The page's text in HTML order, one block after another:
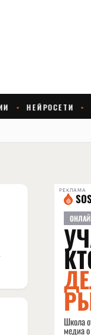
РЕКЛАМА